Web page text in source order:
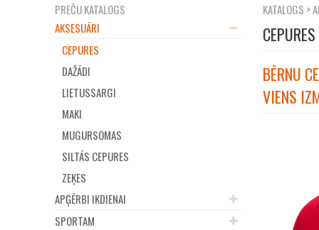
PREČU KATALOGS
AKSESUĀRI
CEPURES
DAŽĀDI
LIETUSSARGI
MAKI
MUGURSOMAS
SILTĀS CEPURES
ZEĶES
APĢĒRBI IKDIENAI
SPORTAM
KATALOGS >
CEPURES
BĒRNU
VIENS